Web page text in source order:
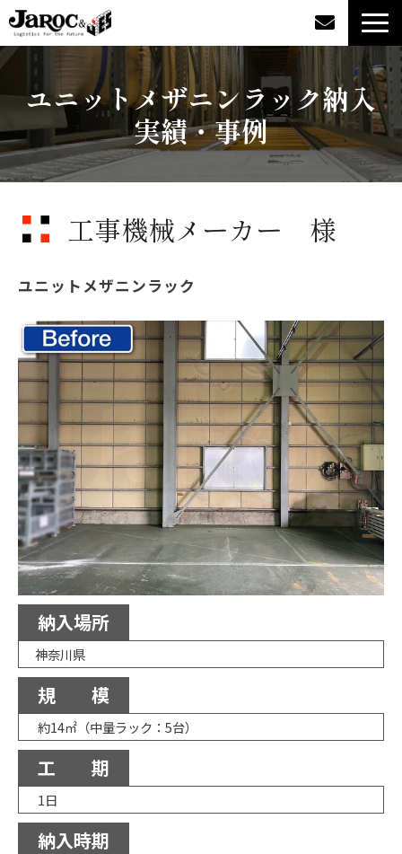
製品情報
企業情報
カタログダウンロード
ジャロックコラム
採用情報
オンラインショップ
ユニットメザニンラック納入
実績・事例
工事機械メーカー 様
ユニットメザニンラック
納入場所
神奈川県
規 模
約14㎡（中量ラック：5台）
工 期
1日
納入時期